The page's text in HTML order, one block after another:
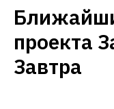
проекта
Завтра